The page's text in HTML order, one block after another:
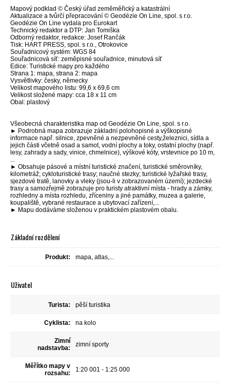
Mapový podklad © Český úřad zeměměřický a katastrální
Aktualizace a tvůrčí přepracování © Geodézie On Line, spol. s r.o.
Geodézie On Line vydala pro Eurokart
Technický redaktor a DTP: Jan Tomiška
Odborný redaktor, redakce: Josef Rančák
Tisk: HART PRESS, spol. s r.o., Otrokovice
Souřadnicový systém: WGS 84
Souřadnicová síť: zeměpisné souřadnice, minutová síť
Edice: Turistické mapy pro každého
Strana 1: mapa, strana 2: mapa
Vysvětlivky: česky, německy
Velikost mapového listu: 99,6 x 69,6 cm
Velikost složené mapy: cca 18 x 11 cm
Obal: plastový
Všeobecná charakteristika map od Geodézie On Line, spol. s r.o.
► Podrobná mapa zobrazuje základní polohopisné a výškopisné
informace např. silnice, zpevněné a nezpevněné cesty,železnici, sídla a
jejich části včetně osad a samot, vodní plochy a toky, ostatní plochy (např.
lesy, zahrady a sady, vinice, chmelnice), výškové kóty, vrstevnice po 10 m,
...
► Obsahuje pásové a místní turistické značení, turistické směrovníky,
kilometráž; cykloturistické trasy; naučné stezky; turistické lyžařské trasy,
sjezdové tratě, lanovky a vleky (jsou-li v zobrazovaném území); jezdecké
trasy a samozřejmě zobrazuje pro turisty atraktivní místa - hrady a zámky,
rozhledny a místa rozhledu, zříceniny a jiné památky, muzea a galerie,
koupaliště, vybrané restaurace a ubytovací zařízení,...
► Mapu dodáváme složenou v praktickém plastovém obalu.
Základní rozdělení
Produkt: mapa, atlas,...
Uživatel
Turista: pěší turistika
Cyklista: na kolo
Zimní
nadstavba:
zimní sporty
Měřítko mapy v
rozsahu:
1:20 001 - 1:25 000